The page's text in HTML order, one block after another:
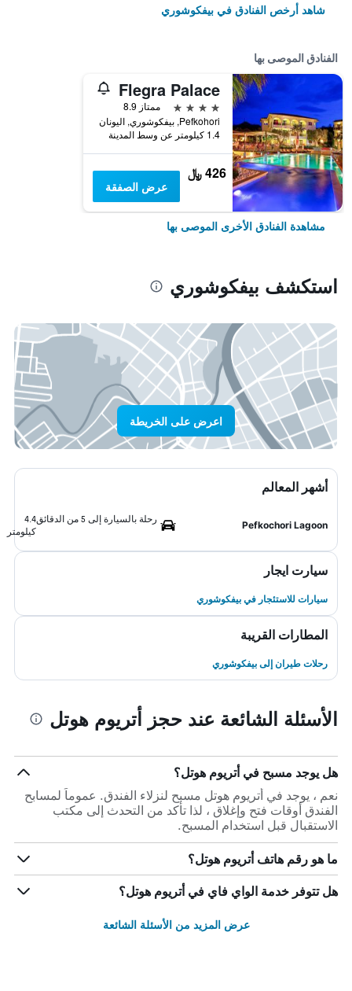
شاهد أرخص الفنادق في بيفكوشوري
الفنادق الموصى بها
Flegra Palace
4 نجوم
ممتاز 8.9
Pefkohori, بيفكوشوري, اليونان
1.4 كيلومتر عن وسط المدينة
426 ﷼
عرض الصفقة
مشاهدة الفنادق الأخرى الموصى بها
استكشف بيفكوشوري
اعرض على الخريطة
أشهر المعالم
Pefkochori Lagoon
رحلة بالسيارة إلى 5 من الدقائق
4.4
كيلومتر
سيارت ايجار
سيارات للاستئجار في بيفكوشوري
المطارات القريبة
رحلات طيران إلى بيفكوشوري
الأسئلة الشائعة عند حجز أتريوم هوتل
هل يوجد مسبح في أتريوم هوتل؟
نعم ، يوجد في أتريوم هوتل مسبح لنزلاء الفندق. عموماً لمسابح
الفندق أوقات فتح وإغلاق ، لذا تأكد من التحدث إلى مكتب
الاستقبال قبل استخدام المسبح.
ما هو رقم هاتف أتريوم هوتل؟
هل تتوفر خدمة الواي فاي في أتريوم هوتل؟
عرض المزيد من الأسئلة الشائعة